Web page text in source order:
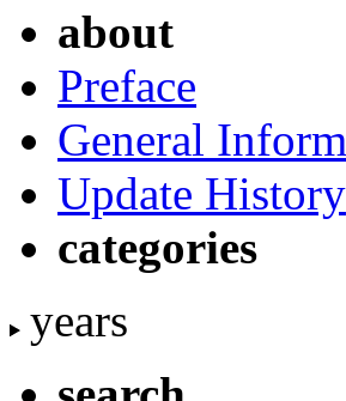
about
Preface
General
Update History
categories
years